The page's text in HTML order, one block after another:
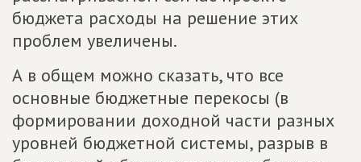
бюджета расходы на решение этих
проблем увеличены.
А в общем можно сказать, что все
основные бюджетные перекосы (в
формировании доходной части разных
уровней бюджетной системы, разрыв в